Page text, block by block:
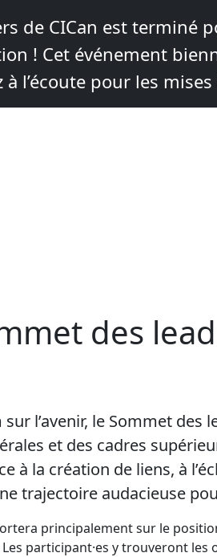
de CICan est terminé
! Cet événement
à l’écoute pour les
des
l’avenir, le Sommet
et des cadres
à la création de liens, à
trajectoire audacieuse
principalement sur le
participant·es y trouveront les